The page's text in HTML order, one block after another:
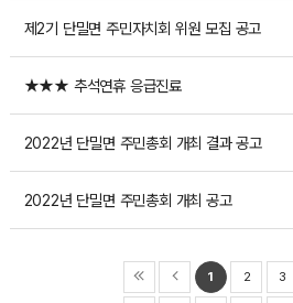
제2기 단밀면 주민자치회 위원 모집 공고
★★★ 추석연휴 응급진료
2022년 단밀면 주민총회 개최 결과 공고
2022년 단밀면 주민총회 개최 공고
1 2 3